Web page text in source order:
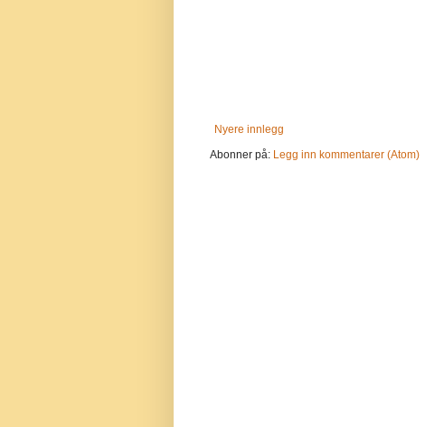
Nyere innlegg
Abonner på: Legg inn kommentarer (Atom)